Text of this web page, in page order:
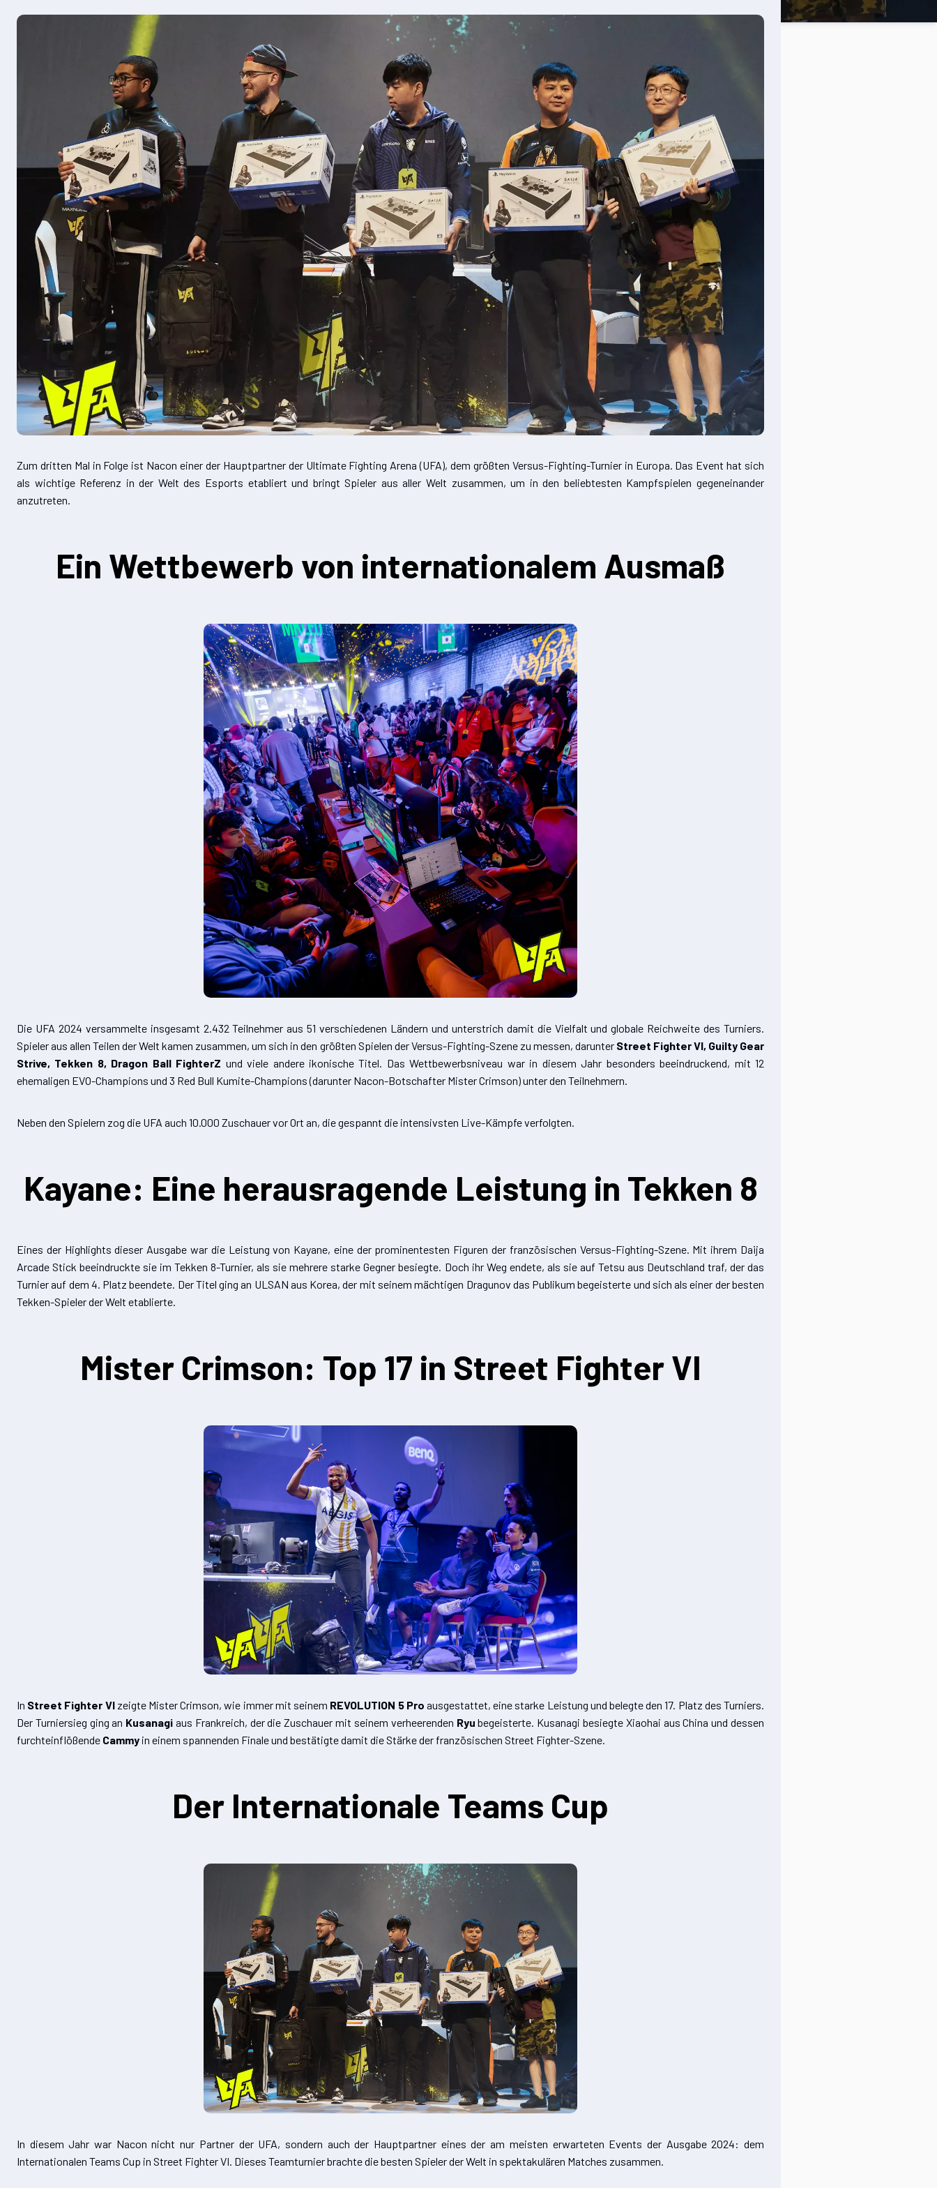
Zum dritten Mal in Folge ist Nacon einer der Hauptpartner der Ultimate Fighting Arena (UFA), dem größten Versus-Fighting-Turnier in Europa. Das Event hat sich
als wichtige Referenz in der Welt des Esports etabliert und bringt Spieler aus aller Welt zusammen, um in den beliebtesten Kampfspielen gegeneinander
anzutreten.
Ein Wettbewerb von internationalem Ausmaß
Die UFA 2024 versammelte insgesamt 2.432 Teilnehmer aus 51 verschiedenen Ländern und unterstrich damit die Vielfalt und globale Reichweite des Turniers.
Spieler aus allen Teilen der Welt kamen zusammen, um sich in den größten Spielen der Versus-Fighting-Szene zu messen, darunter Street Fighter VI, Guilty Gear
Strive, Tekken 8, Dragon Ball FighterZ und viele andere ikonische Titel. Das Wettbewerbsniveau war in diesem Jahr besonders beeindruckend, mit 12
ehemaligen EVO-Champions und 3 Red Bull Kumite-Champions (darunter Nacon-Botschafter Mister Crimson) unter den Teilnehmern.
Neben den Spielern zog die UFA auch 10.000 Zuschauer vor Ort an, die gespannt die intensivsten Live-Kämpfe verfolgten.
Kayane: Eine herausragende Leistung in Tekken 8
Eines der Highlights dieser Ausgabe war die Leistung von Kayane, eine der prominentesten Figuren der französischen Versus-Fighting-Szene. Mit ihrem Daija
Arcade Stick beeindruckte sie im Tekken 8-Turnier, als sie mehrere starke Gegner besiegte. Doch ihr Weg endete, als sie auf Tetsu aus Deutschland traf, der das
Turnier auf dem 4. Platz beendete. Der Titel ging an ULSAN aus Korea, der mit seinem mächtigen Dragunov das Publikum begeisterte und sich als einer der besten
Tekken-Spieler der Welt etablierte.
Mister Crimson: Top 17 in Street Fighter VI
In Street Fighter VIzeigte Mister Crimson, wie immer mit seinem REVOLUTION 5 Pro ausgestattet, eine starke Leistung und belegte den 17. Platz des Turniers.
Der Turniersieg ging an Kusanagi aus Frankreich, der die Zuschauer mit seinem verheerenden Ryu begeisterte. Kusanagi besiegte Xiaohai aus China und dessen
furchteinflößende Cammy in einem spannenden Finale und bestätigte damit die Stärke der französischen Street Fighter-Szene.
Der Internationale Teams Cup
In diesem Jahr war Nacon nicht nur Partner der UFA, sondern auch der Hauptpartner eines der am meisten erwarteten Events der Ausgabe 2024: dem
Internationalen Teams Cup in Street Fighter VI. Dieses Teamturnier brachte die besten Spieler der Welt in spektakulären Matches zusammen.